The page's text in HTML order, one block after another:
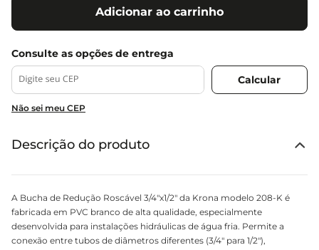
Adicionar ao carrinho
Não sei meu CEP
Descrição do produto
A Bucha de Redução Roscável 3/4"x1/2" da Krona modelo 208-K é
fabricada em PVC branco de alta qualidade, especialmente
desenvolvida para instalações hidráulicas de água fria. Permite a
conexão entre tubos de diâmetros diferentes (3/4" para 1/2"),